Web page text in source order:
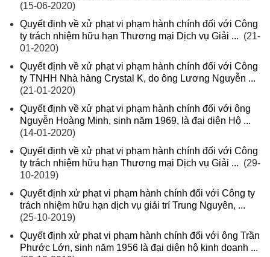
(15-06-2020)
Quyết định về xử phạt vi phạm hành chính đối với Công
ty trách nhiệm hữu hạn Thương mại Dịch vụ Giải ... (21-
01-2020)
Quyết định về xử phạt vi phạm hành chính đối với Công
ty TNHH Nhà hàng Crystal K, do ông Lương Nguyễn ...
(21-01-2020)
Quyết định về xử phạt vi phạm hành chính đối với ông
Nguyễn Hoàng Minh, sinh năm 1969, là đại diện Hộ ...
(14-01-2020)
Quyết định về xử phạt vi phạm hành chính đối với Công
ty trách nhiệm hữu hạn Thương mại Dịch vụ Giải ... (29-
10-2019)
Quyết định xử phạt vi phạm hành chính đối với Công ty
trách nhiệm hữu hạn dịch vụ giải trí Trung Nguyên, ...
(25-10-2019)
Quyết định xử phạt vi phạm hành chính đối với ông Trần
Phước Lớn, sinh năm 1956 là đại diện hộ kinh doanh ...